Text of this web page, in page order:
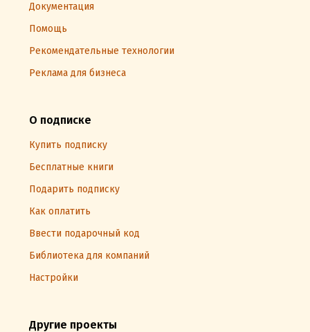
Документация
Помощь
Рекомендательные технологии
Реклама для бизнеса
О подписке
Купить подписку
Бесплатные книги
Подарить подписку
Как оплатить
Ввести подарочный код
Библиотека для компаний
Настройки
Другие проекты